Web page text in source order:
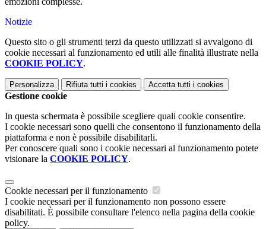
Notizie
Questo sito o gli strumenti terzi da questo utilizzati si avvalgono di
cookie necessari al funzionamento ed utili alle finalità illustrate nella
COOKIE POLICY.
Personalizza Rifiuta tutti i cookies Accetta tutti i cookies
Gestione cookie
In questa schermata è possibile scegliere quali cookie consentire.
I cookie necessari sono quelli che consentono il funzionamento della
piattaforma e non è possibile disabilitarli.
Per conoscere quali sono i cookie necessari al funzionamento potete
visionare la COOKIE POLICY.
Cookie necessari per il funzionamento
I cookie necessari per il funzionamento non possono essere
disabilitati. È possibile consultare l'elenco nella pagina della cookie
policy.